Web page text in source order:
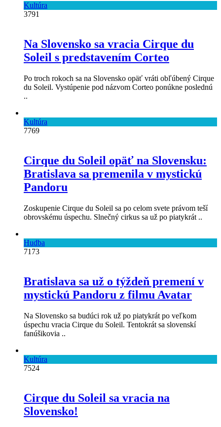
Kultúra
3791
Na Slovensko sa vracia Cirque du
Soleil s predstavením Corteo
Po troch rokoch sa na Slovensko opäť vráti obľúbený Cirque
du Soleil. Vystúpenie pod názvom Corteo ponúkne poslednú
..
Kultúra
7769
Cirque du Soleil opäť na Slovensku:
Bratislava sa premenila v mystickú
Pandoru
Zoskupenie Cirque du Soleil sa po celom svete právom teší
obrovskému úspechu. Slnečný cirkus sa už po piatykrát ..
Hudba
7173
Bratislava sa už o týždeň premení v
mystickú Pandoru z filmu Avatar
Na Slovensko sa budúci rok už po piatykrát po veľkom
úspechu vracia Cirque du Soleil. Tentokrát sa slovenskí
fanúšikovia ..
Kultúra
7524
Cirque du Soleil sa vracia na
Slovensko!